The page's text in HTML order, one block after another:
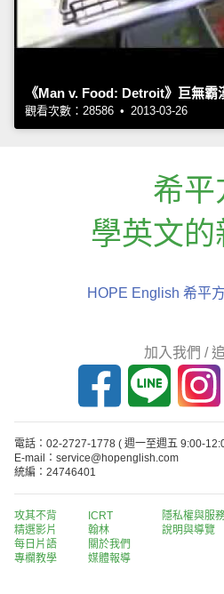
《Man v. Food: Detroit》巨無霸
觀看次數：28586 • 2013-03-26
希平
學英文的
HOPE English 希平
加入我們 /
電話：02-2727-1778 ( 週一至週五 9:00-
E-mail：service@hopenglish.com
統編：24746401
攻其不背
精選影片
每日片語
專欄教學
ICRT
翰林
關於我們
媒體報導
隱私權與服
說明與導覽